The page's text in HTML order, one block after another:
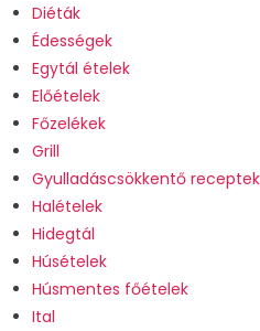
Diéták
Édességek
Egytál ételek
Előételek
Főzelékek
Grill
Gyulladáscsökkentő receptek
Halételek
Hidegtál
Húsételek
Húsmentes főételek
Ital